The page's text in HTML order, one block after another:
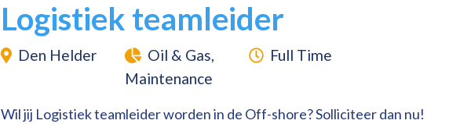
Logistiek teamleider
Den Helder
Oil & Gas,
Maintenance
Full Time
Wil jij Logistiek teamleider worden in de Off-shore? Solliciteer dan nu!